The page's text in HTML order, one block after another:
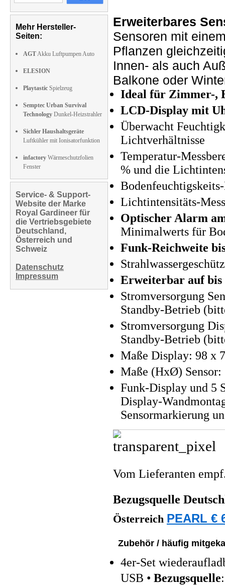
Mehr Hersteller-
Seiten:
AGTAkku Luftpumpen Auto
ELESION
Playtastic Spielzeug
Semptec Urban Survival
Technology Dunkel-Heizstrahler
Sichler Haushaltsgeräte
Luftkühler mit Ionisatorfunktion
infactory Wärmeschutzfolien
Fenster
Service- & Support-
Website der Marke
Royal Gardineer für
die Vertriebsgebiete
Deutschland,
Österreich und
Schweiz
Datenschutz
Impressum
Erweiterbares
Sensoren mit
Pflanzen
Innen- als auch
Balkone oder
Ideal für Zimmer-,
LCD-Display mit
Überwacht
Lichtverhältnisse
Temperatur-
% und die
Lichtintensitäts-
Optischer Alarm
Minimalwerts für
Funk-Reichweite
Erweiterbar auf bis
Stromversorgung
Standby-Betrieb
Stromversorgung
Standby-Betrieb
Maße Display: 98 x
Maße (HxØ)
Funk-Display und 5
Display-
Sensormarkierung
Vom Lieferanten
Bezugsquelle
Österreich PEARL €
Zubehör / häufig
4er-Set
USB • Bezugsquelle